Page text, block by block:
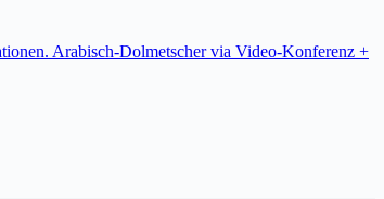
Arabisch-Dolmetscher via Video-Konferenz +